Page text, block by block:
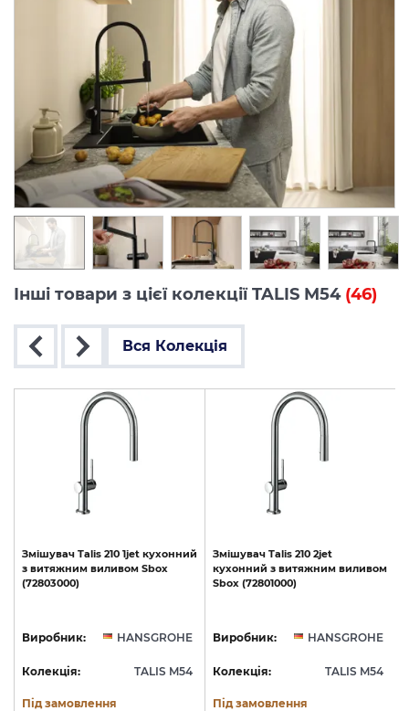
Інші товари з цієї колекції TALIS M54 (46)
Вся Колекція
Змішувач Talis 210 1jet кухонний
з витяжним виливом Sbox
(72803000)
Виробник: HANSGROHE
Колекція: TALIS M54
Під замовлення
Змішувач Talis 210 2jet
кухонний з витяжним виливом
Sbox (72801000)
Виробник: HANSGROHE
Колекція: TALIS M54
Під замовлення